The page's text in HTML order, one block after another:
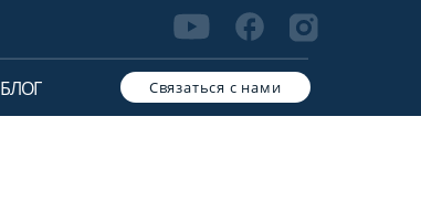
БЛОГ Связаться с нами